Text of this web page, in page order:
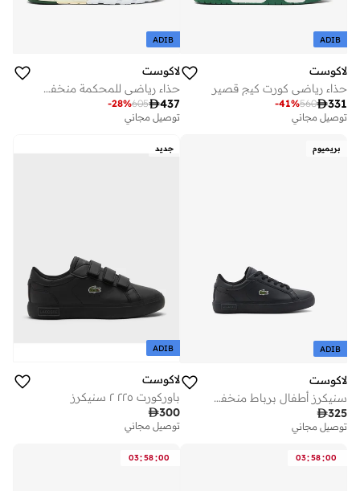
ADIB
لاكوست
حذاء رياضي كورت كيج قصير
331
560
-41%
توصيل مجاني
ADIB
لاكوست
حذاء رياضي للمحكمة منخفض القبة برو
437
605
-28%
توصيل مجاني
بريميوم
ADIB
لاكوست
سنيكرز أطفال برباط منخفض
325
توصيل مجاني
جديد
ADIB
لاكوست
باوركورت ٢٢٥ ٢ سنيكرز
300
توصيل مجاني
03:58:00
03:58:00